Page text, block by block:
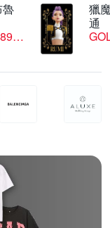
魯
全網最低$8999
獵
通